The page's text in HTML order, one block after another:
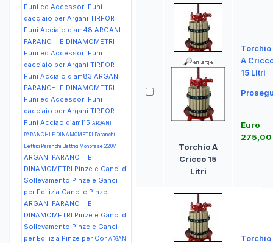
Funi ed Accessori Funi
dacciaio per Argani TIRFOR
Funi Acciaio diam48 ARGANI
PARANCHI E DINAMOMETRI
Funi ed Accessori Funi
dacciaio per Argani TIRFOR
Funi Acciaio diam83 ARGANI
PARANCHI E DINAMOMETRI
Funi ed Accessori Funi
dacciaio per Argani TIRFOR
Funi Acciao diam115 ARGANI
PARANCHI E DINAMOMETRI Paranchi
Elettrici Paranchi Elettrici Monofase 220V
ARGANI PARANCHI E
DINAMOMETRI Pinze e Ganci di
Sollevamento Pinze e Ganci
per Edilizia Ganci e Pinze
ARGANI PARANCHI E
DINAMOMETRI Pinze e Ganci di
Sollevamento Pinze e Ganci
per Edilizia Pinze per Cor ARGANI
Torchio A
Cricco 15
Litri
Torchio
A
15 Litri
Euro
275,00
Torchio